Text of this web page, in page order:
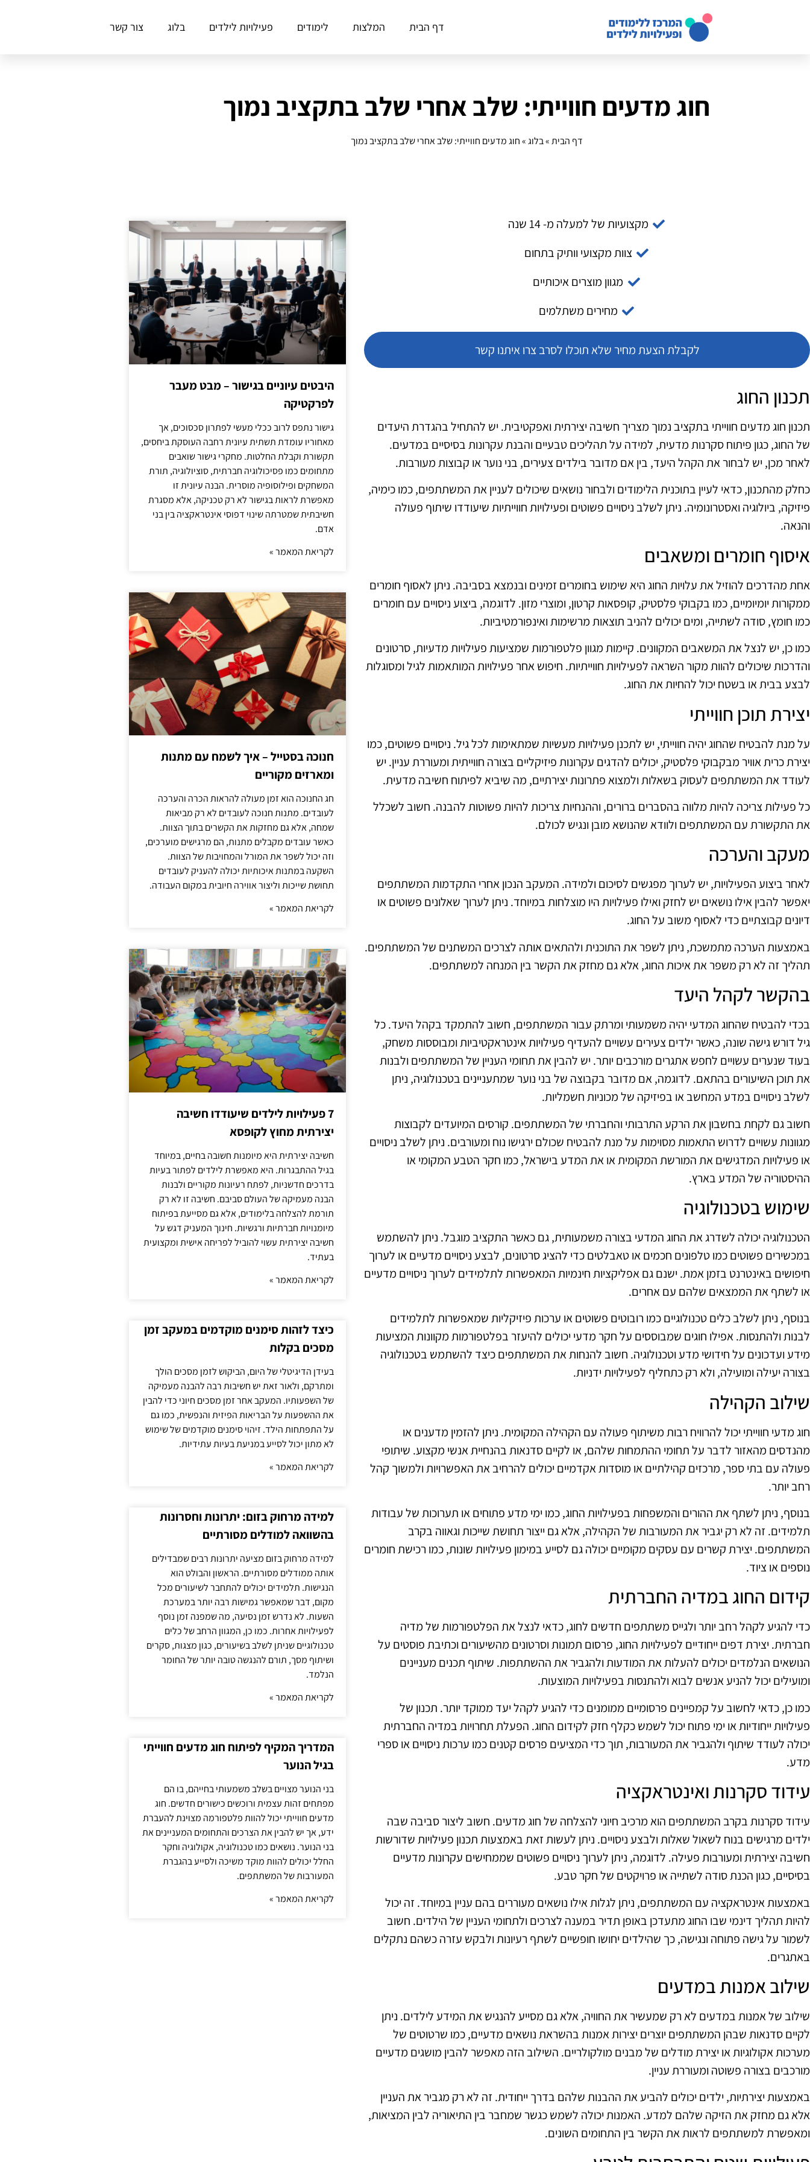
דף הבית המלצות לימודים פעילויות לילדים בלוג צור קשר
חוג מדעים חווייתי: שלב אחרי שלב בתקציב נמוך
דף הבית»בלוג»חוג מדעים חווייתי: שלב אחרי שלב בתקציב נמוך
מקצועיות של למעלה מ- 14 שנה
צוות מקצועי וותיק בתחום
מגוון מוצרים איכותיים
מחירים משתלמים
לקבלת הצעת מחיר שלא תוכלו לסרב צרו איתנו קשר
תכנון החוג
תכנון חוג מדעים חווייתי בתקציב נמוך מצריך חשיבה יצירתית ואפקטיבית. יש להתחיל בהגדרת היעדים
של החוג, כגון פיתוח סקרנות מדעית, למידה על תהליכים טבעיים והבנת עקרונות בסיסיים במדעים.
לאחר מכן, יש לבחור את הקהל היעד, בין אם מדובר בילדים צעירים, בני נוער או קבוצות מעורבות.
כחלק מהתכנון, כדאי לעיין בתוכנית הלימודים ולבחור נושאים שיכולים לעניין את המשתתפים, כמו כימיה,
פיזיקה, ביולוגיה ואסטרונומיה. ניתן לשלב ניסויים פשוטים ופעילויות חווייתיות שיעודדו שיתוף פעולה
והנאה.
איסוף חומרים ומשאבים
אחת מהדרכים להוזיל את עלויות החוג היא שימוש בחומרים זמינים ובנמצא בסביבה. ניתן לאסוף חומרים
ממקורות יומיומיים, כמו בקבוקי פלסטיק, קופסאות קרטון, ומוצרי מזון. לדוגמה, ביצוע ניסויים עם חומרים
כמו חומץ, סודה לשתייה, ומים יכולים להניב תוצאות מרשימות ואינפורמטיביות.
כמו כן, יש לנצל את המשאבים המקוונים. קיימות מגוון פלטפורמות שמציעות פעילויות מדעיות, סרטונים
והדרכות שיכולים להוות מקור השראה לפעילויות חווייתיות. חיפוש אחר פעילויות המותאמות לגיל ומסוגלות
לבצע בבית או בשטח יכול להחיות את החוג.
יצירת תוכן חווייתי
על מנת להבטיח שהחוג יהיה חווייתי, יש לתכנן פעילויות מעשיות שמתאימות לכל גיל. ניסויים פשוטים, כמו
יצירת כרית אוויר מבקבוקי פלסטיק, יכולים להדגים עקרונות פיזיקליים בצורה חווייתית ומעוררת עניין. יש
לעודד את המשתתפים לעסוק בשאלות ולמצוא פתרונות יצירתיים, מה שיביא לפיתוח חשיבה מדעית.
כל פעילות צריכה להיות מלווה בהסברים ברורים, וההנחיות צריכות להיות פשוטות להבנה. חשוב לשכלל
את התקשורת עם המשתתפים ולוודא שהנושא מובן ונגיש לכולם.
מעקב והערכה
לאחר ביצוע הפעילויות, יש לערוך מפגשים לסיכום ולמידה. המעקב הנכון אחרי התקדמות המשתתפים
יאפשר להבין אילו נושאים יש לחזק ואילו פעילויות היו מוצלחות במיוחד. ניתן לערוך שאלונים פשוטים או
דיונים קבוצתיים כדי לאסוף משוב על החוג.
באמצעות הערכה מתמשכת, ניתן לשפר את התוכנית ולהתאים אותה לצרכים המשתנים של המשתתפים.
תהליך זה לא רק משפר את איכות החוג, אלא גם מחזק את הקשר בין המנחה למשתתפים.
בהקשר לקהל היעד
בכדי להבטיח שהחוג המדעי יהיה משמעותי ומרתק עבור המשתתפים, חשוב להתמקד בקהל היעד. כל
גיל דורש גישה שונה, כאשר ילדים צעירים עשויים להעדיף פעילויות אינטראקטיביות ומבוססות משחק,
בעוד שנערים עשויים לחפש אתגרים מורכבים יותר. יש להבין את תחומי העניין של המשתתפים ולבנות
את תוכן השיעורים בהתאם. לדוגמה, אם מדובר בקבוצה של בני נוער שמתעניינים בטכנולוגיה, ניתן
לשלב ניסויים במדע המחשב או בפיזיקה של מכוניות חשמליות.
חשוב גם לקחת בחשבון את הרקע התרבותי והחברתי של המשתתפים. קורסים המיועדים לקבוצות
מגוונות עשויים לדרוש התאמות מסוימות על מנת להבטיח שכולם ירגישו נוח ומעורבים. ניתן לשלב ניסויים
או פעילויות המדגישים את המורשת המקומית או את המדע בישראל, כמו חקר הטבע המקומי או
ההיסטוריה של המדע בארץ.
שימוש בטכנולוגיה
הטכנולוגיה יכולה לשדרג את החוג המדעי בצורה משמעותית, גם כאשר התקציב מוגבל. ניתן להשתמש
במכשירים פשוטים כמו טלפונים חכמים או טאבלטים כדי להציג סרטונים, לבצע ניסויים מדעיים או לערוך
חיפושים באינטרנט בזמן אמת. ישנם גם אפליקציות חינמיות המאפשרות לתלמידים לערוך ניסויים מדעיים
או לשתף את הממצאים שלהם עם אחרים.
בנוסף, ניתן לשלב כלים טכנולוגיים כמו רובוטים פשוטים או ערכות פיזיקליות שמאפשרות לתלמידים
לבנות ולהתנסות. אפילו חוגים שמבוססים על חקר מדעי יכולים להיעזר בפלטפורמות מקוונות המציעות
מידע ועדכונים על חידושי מדע וטכנולוגיה. חשוב להנחות את המשתתפים כיצד להשתמש בטכנולוגיה
בצורה יעילה ומועילה, ולא רק כתחליף לפעילויות ידניות.
שילוב הקהילה
חוג מדעי חווייתי יכול להרוויח רבות משיתוף פעולה עם הקהילה המקומית. ניתן להזמין מדענים או
מהנדסים מהאזור לדבר על תחומי ההתמחות שלהם, או לקיים סדנאות בהנחיית אנשי מקצוע. שיתופי
פעולה עם בתי ספר, מרכזים קהילתיים או מוסדות אקדמיים יכולים להרחיב את האפשרויות ולמשוך קהל
רחב יותר.
בנוסף, ניתן לשתף את ההורים והמשפחות בפעילויות החוג, כמו ימי מדע פתוחים או תערוכות של עבודות
תלמידים. זה לא רק יגביר את המעורבות של הקהילה, אלא גם ייצור תחושת שייכות וגאווה בקרב
המשתתפים. יצירת קשרים עם עסקים מקומיים יכולה גם לסייע במימון פעילויות שונות, כמו רכישת חומרים
נוספים או ציוד.
קידום החוג במדיה החברתית
כדי להגיע לקהל רחב יותר ולגייס משתתפים חדשים לחוג, כדאי לנצל את הפלטפורמות של מדיה
חברתית. יצירת דפים ייחודיים לפעילויות החוג, פרסום תמונות וסרטונים מהשיעורים וכתיבת פוסטים על
הנושאים הנלמדים יכולים להעלות את המודעות ולהגביר את ההשתתפות. שיתוף תכנים מעניינים
ומועילים יכול להניע אנשים לבוא ולהתנסות בפעילויות המוצעות.
כמו כן, כדאי לחשוב על קמפיינים פרסומיים ממומנים כדי להגיע לקהל יעד ממוקד יותר. תכנון של
פעילויות ייחודיות או ימי פתוח יכול לשמש כקלף חזק לקידום החוג. הפעלת תחרויות במדיה החברתית
יכולה לעודד שיתוף ולהגביר את המעורבות, תוך כדי המציעים פרסים קטנים כמו ערכות ניסויים או ספרי
מדע.
עידוד סקרנות ואינטראקציה
עידוד סקרנות בקרב המשתתפים הוא מרכיב חיוני להצלחה של חוג מדעים. חשוב ליצור סביבה שבה
ילדים מרגישים בנוח לשאול שאלות ולבצע ניסויים. ניתן לעשות זאת באמצעות תכנון פעילויות שדורשות
חשיבה יצירתית ומעורבות פעילה. לדוגמה, ניתן לערוך ניסויים פשוטים שממחישים עקרונות מדעיים
בסיסיים, כגון הכנת סודה לשתייה או פרויקטים של חקר טבע.
באמצעות אינטראקציה עם המשתתפים, ניתן לגלות אילו נושאים מעוררים בהם עניין במיוחד. זה יכול
להיות תהליך דינמי שבו החוג מתעדכן באופן תדיר במענה לצרכים ולתחומי העניין של הילדים. חשוב
לשמור על גישה פתוחה ונגישה, כך שהילדים יחושו חופשיים לשתף רעיונות ולבקש עזרה כשהם נתקלים
באתגרים.
שילוב אמנות במדעים
שילוב של אמנות במדעים לא רק שמעשיר את החוויה, אלא גם מסייע להנגיש את המידע לילדים. ניתן
לקיים סדנאות שבהן המשתתפים יוצרים יצירות אמנות בהשראת נושאים מדעיים, כמו שרטוטים של
מערכות אקולוגיות או יצירת מודלים של מבנים מולקולריים. השילוב הזה מאפשר להבין מושגים מדעיים
מורכבים בצורה פשוטה ומעוררת עניין.
באמצעות יצירתיות, ילדים יכולים להביע את ההבנות שלהם בדרך ייחודית. זה לא רק מגביר את העניין
אלא גם מחזק את הזיקה שלהם למדע. האמנות יכולה לשמש כגשר שמחבר בין התיאוריה לבין המציאות,
ומאפשרת למשתתפים לראות את הקשר בין התחומים השונים.
היבטים עיוניים בגישור – מבט מעבר
לפרקטיקה
גישור נתפס לרוב ככלי מעשי לפתרון סכסוכים, אך
מאחוריו עומדת תשתית עיונית רחבה העוסקת ביחסים,
תקשורת וקבלת החלטות. מחקרי גישור שואבים
מתחומים כמו פסיכולוגיה חברתית, סוציולוגיה, תורת
המשחקים ופילוסופיה מוסרית. הבנה עיונית זו
מאפשרת לראות בגישור לא רק טכניקה, אלא מסגרת
חשיבתית שמטרתה שינוי דפוסי אינטראקציה בין בני
אדם.
לקריאת המאמר »
חנוכה בסטייל – איך לשמח עם מתנות
ומארזים מקוריים
חג החנוכה הוא זמן מעולה להראות הכרה והערכה
לעובדים. מתנות חנוכה לעובדים לא רק מביאות
שמחה, אלא גם מחזקות את הקשרים בתוך הצוות.
כאשר עובדים מקבלים מתנות, הם מרגישים מוערכים,
וזה יכול לשפר את המורל והמחויבות של הצוות.
השקעה במתנות איכותיות יכולה להעניק לעובדים
תחושת שייכות וליצור אווירה חיובית במקום העבודה.
לקריאת המאמר »
7 פעילויות לילדים שיעודדו חשיבה
יצירתית מחוץ לקופסא
חשיבה יצירתית היא מיומנות חשובה בחיים, במיוחד
בגיל ההתבגרות. היא מאפשרת לילדים לפתור בעיות
בדרכים חדשניות, לפתח רעיונות מקוריים ולבנות
הבנה מעמיקה של העולם סביבם. חשיבה זו לא רק
תורמת להצלחה בלימודים, אלא גם מסייעת בפיתוח
מיומנויות חברתיות ורגשיות. חינוך המעניק דגש על
חשיבה יצירתית עשוי להוביל לפריחה אישית ומקצועית
בעתיד.
לקריאת המאמר »
כיצד לזהות סימנים מוקדמים במעקב זמן
מסכים בקלות
בעידן הדיגיטלי של היום, הביקוש לזמן מסכים הולך
ומתרקם, ולאור זאת יש חשיבות רבה להבנה מעמיקה
של השפעותיו. המעקב אחר זמן מסכים חיוני כדי להבין
את ההשפעות על הבריאות הפיזית והנפשית, כמו גם
על התפתחות הילד. זיהוי סימנים מוקדמים של שימוש
לא מתון יכול לסייע במניעת בעיות עתידיות.
לקריאת המאמר »
למידה מרחוק בזום: יתרונות וחסרונות
בהשוואה למודלים מסורתיים
למידה מרחוק בזום מציעה יתרונות רבים שמבדילים
אותה ממודלים מסורתיים. הראשון והבולט הוא
הנגישות. תלמידים יכולים להתחבר לשיעורים מכל
מקום, דבר שמאפשר גמישות רבה יותר במערכת
השעות. לא נדרש זמן נסיעה, מה שמפנה זמן נוסף
לפעילויות אחרות. כמו כן, המגוון הרחב של כלים
טכנולוגיים שניתן לשלב בשיעורים, כגון מצגות, סקרים
ושיתוף מסך, תורם להנגשה טובה יותר של החומר
הנלמד.
לקריאת המאמר »
המדריך המקיף לפיתוח חוג מדעים חווייתי
בגיל הנוער
בני הנוער מצויים בשלב משמעותי בחייהם, בו הם
מפתחים זהות עצמית ורוכשים כישורים חדשים. חוג
מדעים חווייתי יכול להוות פלטפורמה מצוינת להעברת
ידע, אך יש להבין את הצרכים והתחומים המעניינים את
בני הנוער. נושאים כמו טכנולוגיה, אקולוגיה וחקר
החלל יכולים להוות מוקד משיכה ולסייע בהגברת
המעורבות של המשתתפים.
לקריאת המאמר »